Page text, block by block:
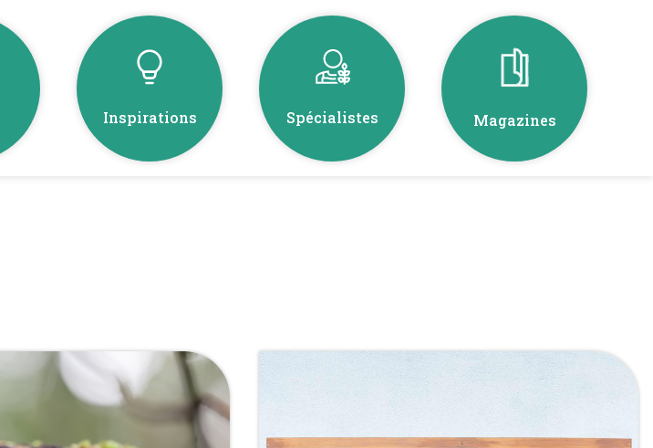
Inspirations Spécialistes Magazines